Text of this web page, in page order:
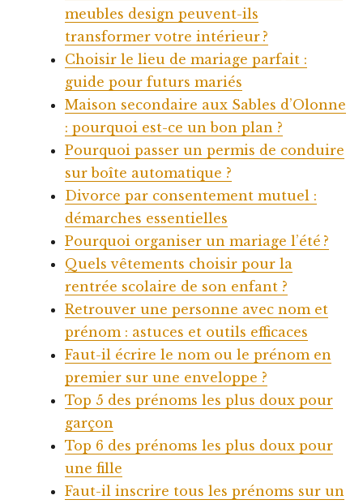
meubles design peuvent-ils
transformer votre intérieur ?
Choisir le lieu de mariage parfait :
guide pour futurs mariés
Maison secondaire aux Sables d’Olonne
: pourquoi est-ce un bon plan ?
Pourquoi passer un permis de conduire
sur boîte automatique ?
Divorce par consentement mutuel :
démarches essentielles
Pourquoi organiser un mariage l’été ?
Quels vêtements choisir pour la
rentrée scolaire de son enfant ?
Retrouver une personne avec nom et
prénom : astuces et outils efficaces
Faut-il écrire le nom ou le prénom en
premier sur une enveloppe ?
Top 5 des prénoms les plus doux pour
garçon
Top 6 des prénoms les plus doux pour
une fille
Faut-il inscrire tous les prénoms sur un